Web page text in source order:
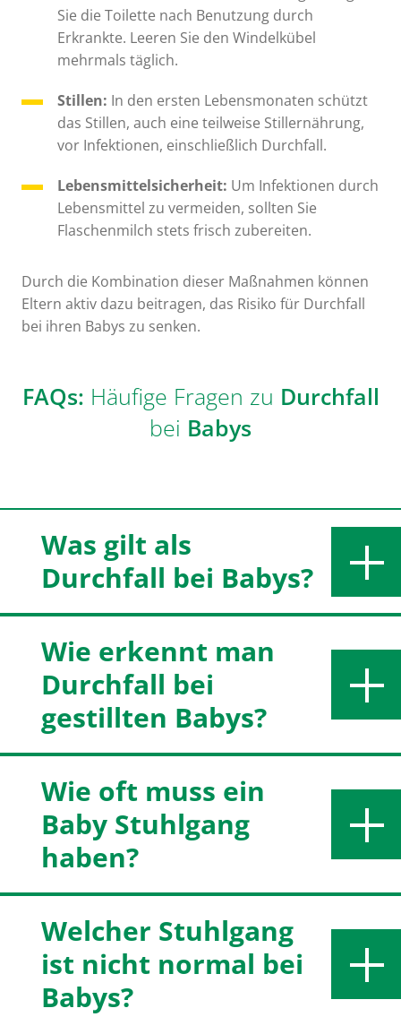
Sie die Toilette nach Benutzung durch
Erkrankte. Leeren Sie den Windelkübel
mehrmals täglich.
Stillen: In den ersten Lebensmonaten schützt
das Stillen, auch eine teilweise Stillernährung,
vor Infektionen, einschließlich Durchfall.
Lebensmittelsicherheit: Um Infektionen durch
Lebensmittel zu vermeiden, sollten Sie
Flaschenmilch stets frisch zubereiten.
Durch die Kombination dieser Maßnahmen können
Eltern aktiv dazu beitragen, das Risiko für Durchfall
bei ihren Babys zu senken.
FAQs: Häufige Fragen zu Durchfall
bei Babys
Was gilt als
Durchfall bei Babys?
Wie erkennt man
Durchfall bei
gestillten Babys?
Wie oft muss ein
Baby Stuhlgang
haben?
Welcher Stuhlgang
ist nicht normal bei
Babys?